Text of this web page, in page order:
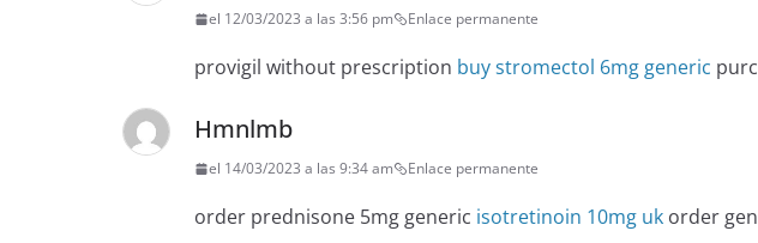
el 12/03/2023 a las 3:56 pm Enlace permanente
provigil without prescription buy stromectol 6mg generic
Hmnlmb
el 14/03/2023 a las 9:34 am Enlace permanente
order prednisone 5mg generic isotretinoin 10mg uk order